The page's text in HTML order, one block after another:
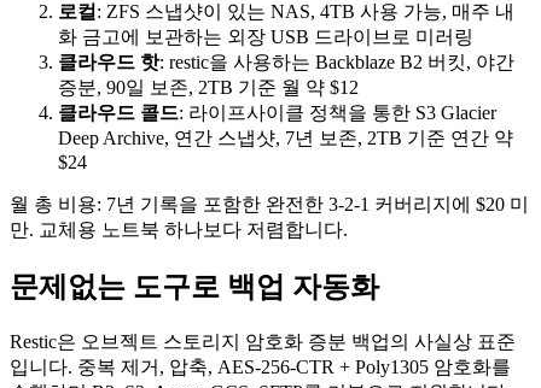
로컬 : ZFS 스냅샷이 있는 NAS, 4TB 사용 가능, 매주 내
화 금고에 보관하는 외장 USB 드라이브로 미러링
클라우드 핫: restic을 사용하는 Backblaze B2 버킷, 야간
증분, 90일 보존, 2TB 기준 월 약 $12
클라우드 콜드: 라이프사이클 정책을 통한 S3 Glacier
Deep Archive, 연간 스냅샷, 7년 보존, 2TB 기준 연간 약
$24
월 총 비용: 7년 기록을 포함한 완전한 3-2-1 커버리지에 $20 미
만. 교체용 노트북 하나보다 저렴합니다.
문제없는 도구로 백업 자동화
Restic은 오브젝트 스토리지 암호화 증분 백업의 사실상 표준
입니다. 중복 제거, 압축, AES-256-CTR + Poly1305 암호화를